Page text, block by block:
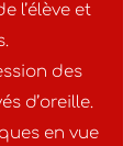
l’élève et
des
d’oreille.
en vue